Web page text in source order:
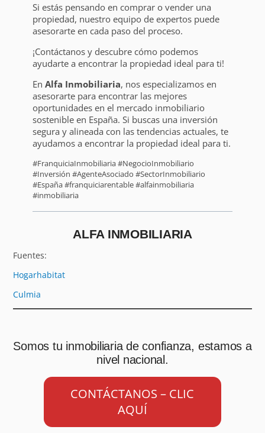
Si estás pensando en comprar o vender una
propiedad, nuestro equipo de expertos puede
asesorarte en cada paso del proceso.
¡Contáctanos y descubre cómo podemos
ayudarte a encontrar la propiedad ideal para ti!
En Alfa Inmobiliaria, nos especializamos en
asesorarte para encontrar las mejores
oportunidades en el mercado inmobiliario
sostenible en España. Si buscas una inversión
segura y alineada con las tendencias actuales, te
ayudamos a encontrar la propiedad ideal para ti.
#FranquiciaInmobiliaria #NegocioInmobiliario
#Inversión #AgenteAsociado #SectorInmobiliario
#España #franquiciarentable #alfainmobiliaria
#inmobiliaria
ALFA INMOBILIARIA
Fuentes:
Hogarhabitat
Culmia
Somos tu inmobiliaria de confianza, estamos a
nivel nacional.
CONTÁCTANOS – CLIC
AQUÍ